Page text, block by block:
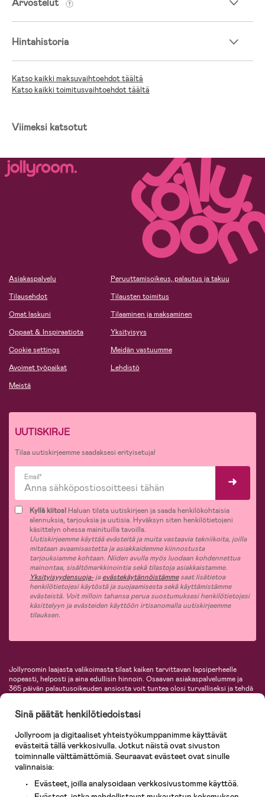
Jollyroomin Turvaistuinopas
Arvostelut
Hintahistoria
Katso kaikki maksuvaihtoehdot täältä
Katso kaikki toimitusvaihtoehdot täältä
Viimeksi katsotut
Asiakaspalvelu
Tilausehdot
Omat laskuni
Oppaat & Inspiraatiota
Cookie settings
Avoimet työpaikat
Meistä
Peruuttamisoikeus, palautus ja takuu
Tilausten toimitus
Tilaaminen ja maksaminen
Yksityisyys
Meidän vastuumme
Lehdistö
UUTISKIRJE
Tilaa uutiskirjeemme saadaksesi erityisetuja!
Email*
Kyllä kiitos! Haluan tilata uutiskirjeen ja saada henkilökohtaisia
alennuksia, tarjouksia ja uutisia. Hyväksyn siten henkilötietojeni
käsittelyn ohessa mainituilla tavoilla.
Uutiskirjeemme käyttää evästeitä ja muita vastaavia tekniikoita, joilla
mitataan avaamisastetta ja asiakkaidemme kiinnostusta
tarjouksiamme kohtaan. Niiden avulla myös luodaan kohdennettua
mainontaa, sisältömarkkinointia sekä tilastoja asiakkaistamme.
Yksityisyydensuoja-jaevästekäytännöistämmesaat lisätietoa
henkilötietojesi käytöstä ja suojaamisesta sekä käyttämistämme
evästeistä. Voit milloin tahansa perua suostumuksesi henkilötietojesi
käsittelyyn ja evästeiden käyttöön irtisanomalla uutiskirjeemme
tilauksen.
Jollyroomin laajasta valikoimasta tilaat kaiken tarvittavan lapsiperheelle
nopeasti, helposti ja aina edullisin hinnoin. Osaavan asiakaspalvelumme ja
365 päivän palautusoikeuden ansiosta voit tuntea olosi turvalliseksi ja tehdä
lastentarvikkeita sekä paljon muuta. Meiltä löydät lukuisia tunnettuja
KidKraft, Ergobaby, Philips Avent, Neonate, Cybex, LEGO ja monia muita!
Tervetuloa shoppailemaan Pohjoismaiden suurimpaan lastentarvikkeiden
verkkokauppaan!
Sinä päätät henkilötiedoistasi
Jollyroom ja digitaaliset yhteistyökumppanimme käyttävät
evästeitä tällä verkkosivulla. Jotkut näistä ovat sivuston
toiminnalle välttämättömiä. Seuraavat evästeet ovat sinulle
valinnaisia:
Evästeet, joilla analysoidaan verkkosivustomme käyttöä.